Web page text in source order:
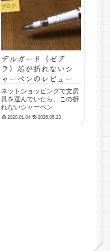
ブログ
デルガード（ゼブ
ラ）芯が折れないシ
ャーペンのレビュー
ネットショッピングで文房
具を選んでいたら、この折
れないシャーペン
（DelGuard）がとても気に
なったので、購入してみま
2020.01.04 2026.05.23